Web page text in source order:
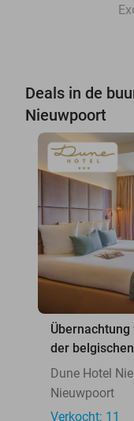
Deals in de
Nieuwpoort
der
Dune Hotel
Nieuwpoort
Verkocht: 11